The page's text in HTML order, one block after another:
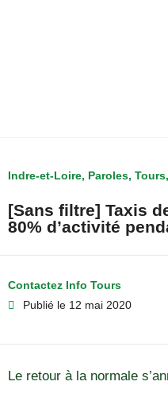
Indre-et-Loire, Paroles, Tours,
[Sans filtre] Taxis
80% d’activité
Contactez Info Tours
Publié le 12 mai 2020
Le retour à la normale